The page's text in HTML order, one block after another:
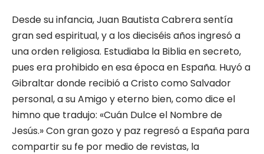
Desde su infancia, Juan Bautista Cabrera sentía
gran sed espiritual, y a los dieciséis años ingresó a
una orden religiosa. Estudiaba la Biblia en secreto,
pues era prohibido en esa época en España. Huyó a
Gibraltar donde recibió a Cristo como Salvador
personal, a su Amigo y eterno bien, como dice el
himno que tradujo: «Cuán Dulce el Nombre de
Jesús.» Con gran gozo y paz regresó a España para
compartir su fe por medio de revistas, la